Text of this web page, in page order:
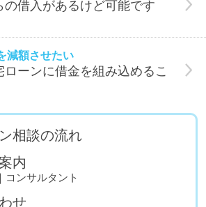
借入があるけど可能です
減額させたい
ローンに借金を組み込めるこ
相談の流れ
内
コンサルタント
せ